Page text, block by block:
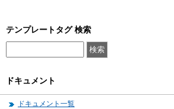
テンプレートタグ 検索
ドキュメント
ドキュメント一覧